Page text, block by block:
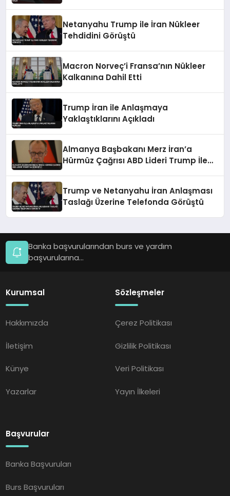
Netanyahu Trump ile İran Nükleer
Tehdidini Görüştü
Macron Norveç’i Fransa’nın Nükleer
Kalkanına Dahil Etti
Trump İran ile Anlaşmaya
Yaklaştıklarını Açıkladı
Almanya Başbakanı Merz İran’a
Hürmüz Çağrısı ABD Lideri Trump İle
Trump ve Netanyahu İran Anlaşması
Taslağı Üzerine Telefonda Görüştü
Banka başvurularından burs ve yardım
başvurularına...
Kurumsal
Hakkımızda
İletişim
Künye
Yazarlar
Sözleşmeler
Çerez Politikası
Gizlilik Politikası
Veri Politikası
Yayın İlkeleri
Başvurular
Banka Başvuruları
Burs Başvuruları